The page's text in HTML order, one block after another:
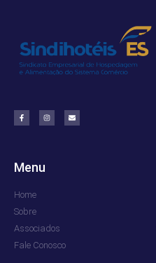
Menu
Home
Sobre
Associados
Fale Conosco